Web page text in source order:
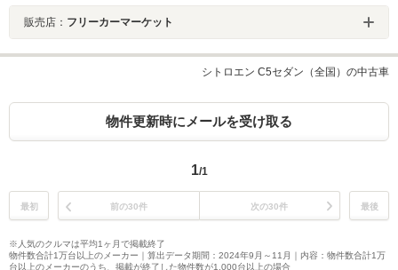
販売店： フリーカーマーケット
シトロエン C5セダン（全国）の中古車
物件更新時にメールを受け取る
1/1
最初 前の30件 次の30件 最後
※人気のクルマは平均1ヶ月で掲載終了
物件数合計1万台以上のメーカー｜算出データ期間：2024年9月～11月｜内容：物件数合計1万
台以上のメーカーのうち、掲載が終了した物件数が1,000台以上の場合